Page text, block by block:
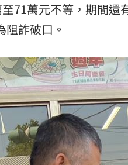
71萬元不等，期間
詐破口。